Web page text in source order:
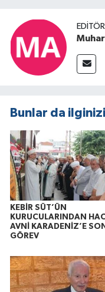
Bunlar da
KEBİR SÜT’ÜN
KURUCULARINDAN
AVNİ KARADENİZ’E SON
GÖREV